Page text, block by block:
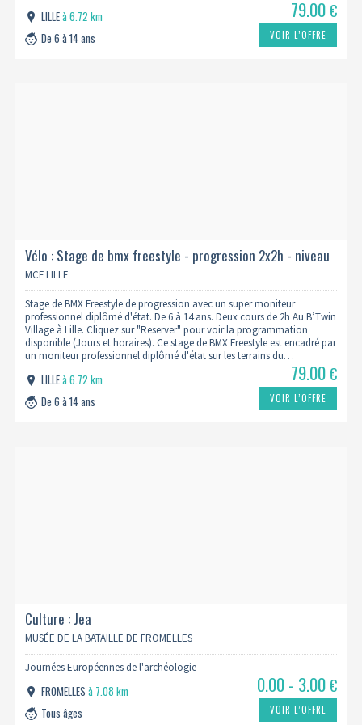
LILLEà 6.72 km
De 6 à 14 ans
79.00€
VOIR L’OFFRE
Vélo : Stage de bmx freestyle - progression 2x2h - niveau
bunny 2/3
MCF LILLE
Stage de BMX Freestyle de progression avec un super moniteur
professionnel diplômé d'état. De 6 à 14 ans. Deux cours de 2h Au B’Twin
Village à Lille. Cliquez sur "Reserver" pour voir la programmation
disponible (Jours et horaires). Ce stage de BMX Freestyle est encadré par
un moniteur professionnel diplômé d'état sur les terrains du…
LILLEà 6.72 km
De 6 à 14 ans
79.00€
VOIR L’OFFRE
Culture : Jea
MUSÉE DE LA BATAILLE DE FROMELLES
Journées Européennes de l'archéologie
FROMELLESà 7.08 km
Tous âges
0.00 - 3.00€
VOIR L’OFFRE